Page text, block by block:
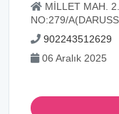
MİLLET MAH.
NO:279/
902243512629
06 Aralık 2025